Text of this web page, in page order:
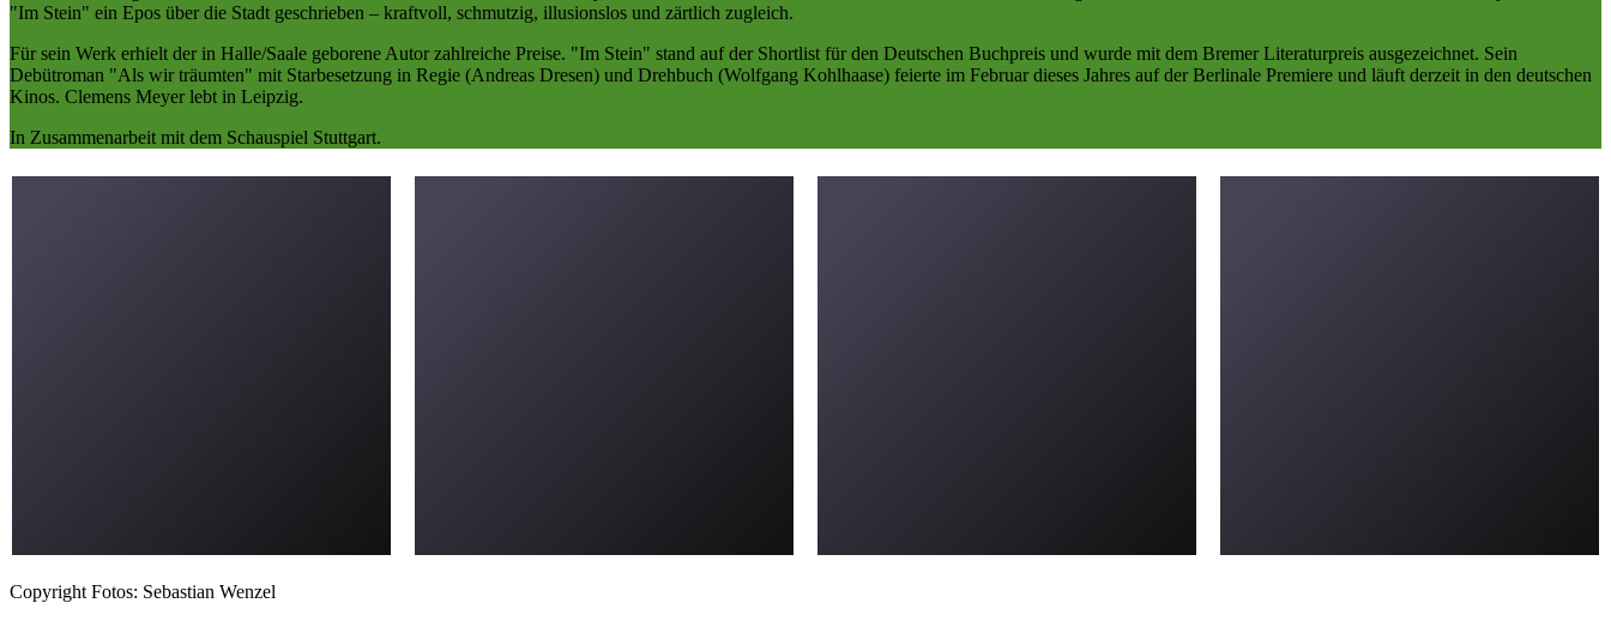
"Im Stein" ein Epos über die Stadt geschrieben – kraftvoll, schmutzig, illusionslos und zärtlich zugleich.
Für sein Werk erhielt der in Halle/Saale geborene Autor zahlreiche Preise. "Im Stein" stand auf der Shortlist für den Deutschen Buchpreis und wurde mit dem Bremer Literaturpreis ausgezeichnet. Sein
Debütroman "Als wir träumten" mit Starbesetzung in Regie (Andreas Dresen) und Drehbuch (Wolfgang Kohlhaase) feierte im Februar dieses Jahres auf der Berlinale Premiere und läuft derzeit in den deutschen
Kinos. Clemens Meyer lebt in Leipzig.
In Zusammenarbeit mit dem Schauspiel Stuttgart.
Copyright Fotos: Sebastian Wenzel